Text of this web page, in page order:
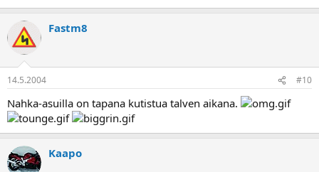
Fastm8
14.5.2004 #10
Nahka-asuilla on tapana kutistua talven aikana.
Kaapo